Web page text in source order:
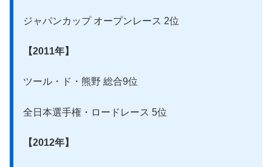
ジャパンカップ オープンレース 2位
【2011年】
ツール・ド・熊野 総合9位
全日本選手権・ロードレース 5位
【2012年】